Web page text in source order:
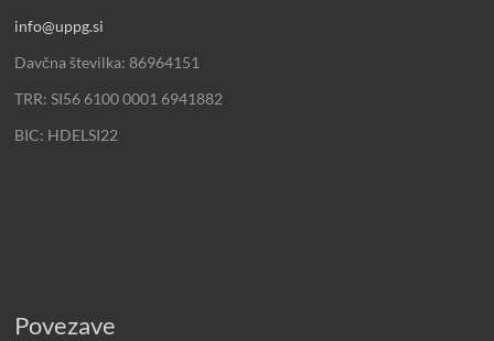
info@uppg.si
Davčna številka: 86964151
TRR: SI56 6100 0001 6941882
BIC: HDELSI22
Povezave